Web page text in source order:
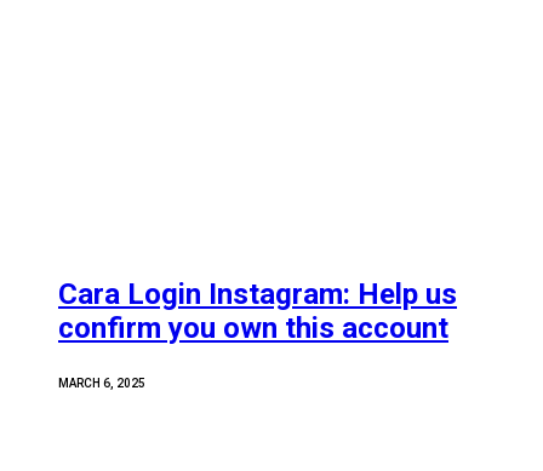
Cara Login Instagram: Help us
confirm you own this account
MARCH 6, 2025